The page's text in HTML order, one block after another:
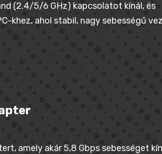
(2.4/5/6 GHz) kapcsolatot kínál, és
khez, ahol stabil, nagy sebességű
amely akár 5,8 Gbps sebességet